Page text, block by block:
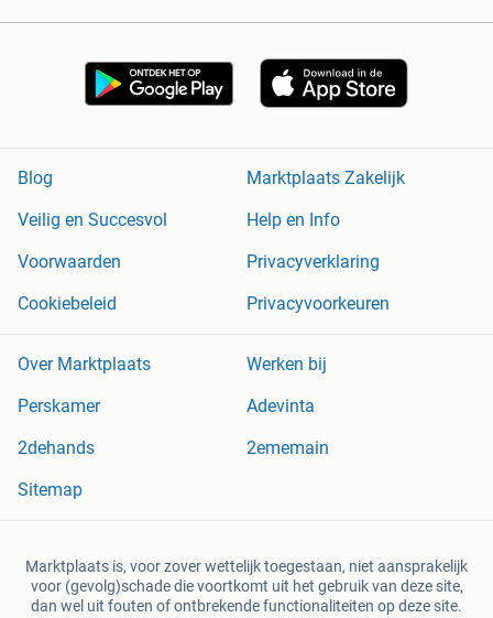
Blog
Marktplaats Zakelijk
Veilig en Succesvol
Help en Info
Voorwaarden
Privacyverklaring
Cookiebeleid
Privacyvoorkeuren
Over Marktplaats
Werken bij
Perskamer
Adevinta
2dehands
2ememain
Sitemap
Marktplaats is, voor zover wettelijk toegestaan, niet aansprakelijk
voor (gevolg)schade die voortkomt uit het gebruik van deze site,
dan wel uit fouten of ontbrekende functionaliteiten op deze site.